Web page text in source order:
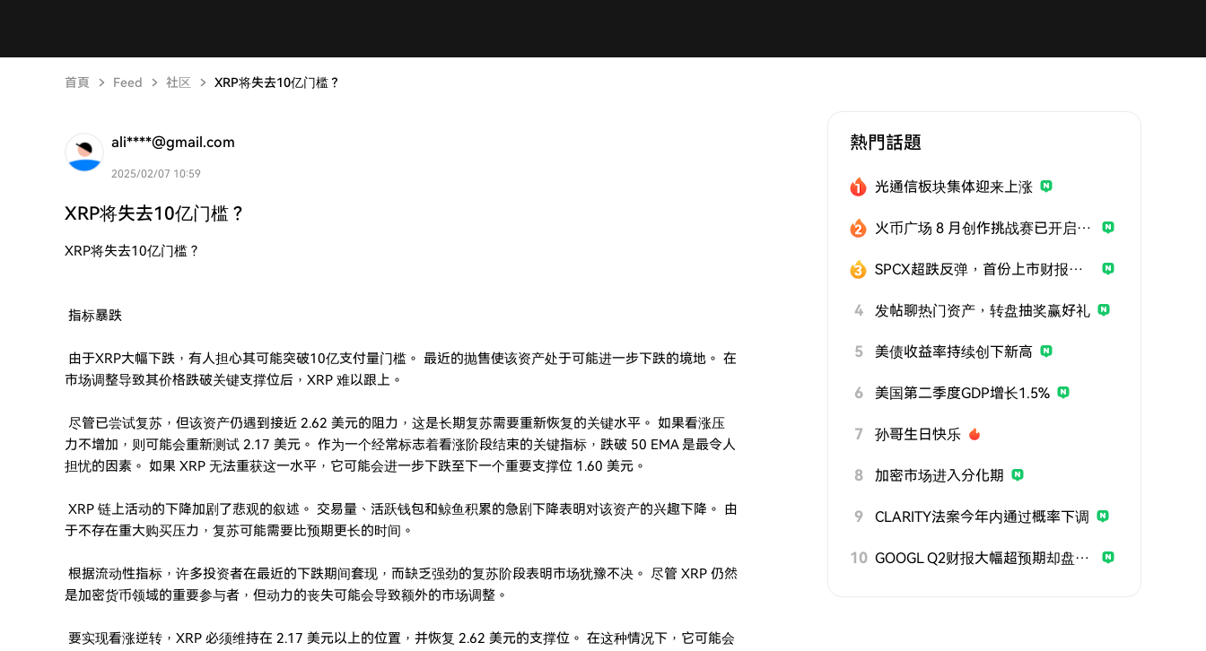
首頁 Feed 社区 XRP将失去10亿门槛？
ali****@gmail.com
2025/02/07 10:59
XRP将失去10亿门槛？
XRP将失去10亿门槛？
指标暴跌
由于XRP大幅下跌，有人担心其可能突破10亿支付量门槛。 最近的抛售使该资产处于可能进一步下跌的境地。 在
市场调整导致其价格跌破关键支撑位后，XRP 难以跟上。
尽管已尝试复苏，但该资产仍遇到接近 2.62 美元的阻力，这是长期复苏需要重新恢复的关键水平。 如果看涨压
力不增加，则可能会重新测试 2.17 美元。 作为一个经常标志着看涨阶段结束的关键指标，跌破 50 EMA 是最令人
担忧的因素。 如果 XRP 无法重获这一水平，它可能会进一步下跌至下一个重要支撑位 1.60 美元。
XRP 链上活动的下降加剧了悲观的叙述。 交易量、活跃钱包和鲸鱼积累的急剧下降表明对该资产的兴趣下降。 由
于不存在重大购买压力，复苏可能需要比预期更长的时间。
根据流动性指标，许多投资者在最近的下跌期间套现，而缺乏强劲的复苏阶段表明市场犹豫不决。 尽管 XRP 仍然
是加密货币领域的重要参与者，但动力的丧失可能会导致额外的市场调整。
要实现看涨逆转，XRP 必须维持在 2.17 美元以上的位置，并恢复 2.62 美元的支撑位。 在这种情况下，它可能会
熱門話題
光通信板块集体迎来上涨
火币广场 8 月创作挑战赛已开启，发帖参与挑战，用优质内容赢取曝光与奖励
SPCX超跌反弹，首份上市财报即将公布
4 发帖聊热门资产，转盘抽奖赢好礼
5 美债收益率持续创下新高
6 美国第二季度GDP增长1.5%
7 孙哥生日快乐
8 加密市场进入分化期
9 CLARITY法案今年内通过概率下调
10 GOOGL Q2财报大幅超预期却盘后走弱